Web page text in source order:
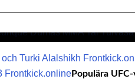
Populära